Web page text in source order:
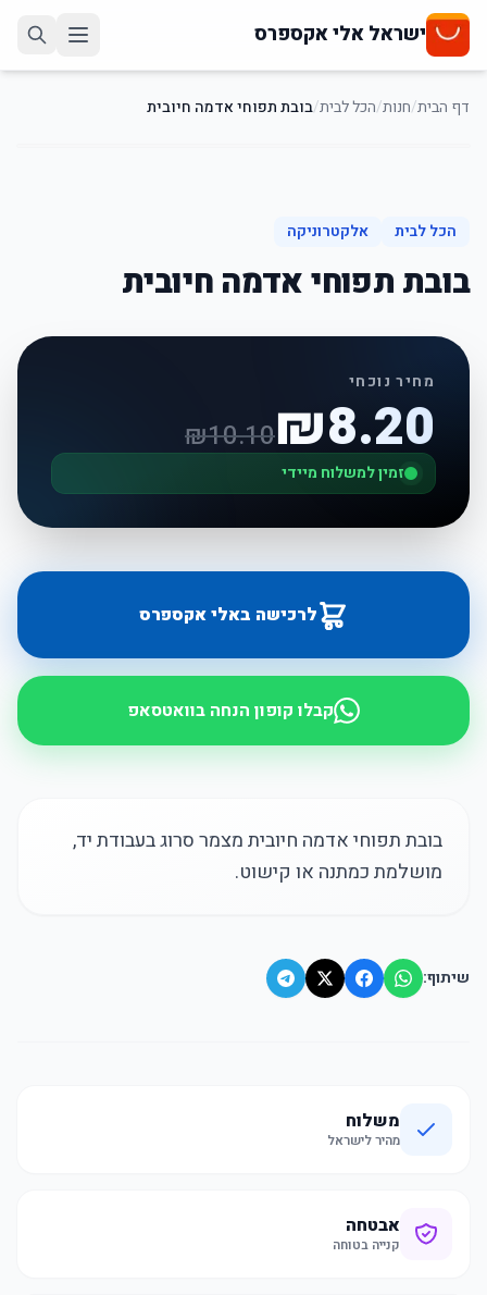
ישראל אלי אקספרס
דף הבית/חנות/הכל לבית/בובת תפוחי אדמה חיובית
הכל לבית
אלקטרוניקה
בובת תפוחי אדמה חיובית
מחיר נוכחי
₪8.20
₪10.10
זמין למשלוח מיידי
לרכישה באלי אקספרס
קבלו קופון הנחה בוואטסאפ
בובת תפוחי אדמה חיובית מצמר סרוג בעבודת יד,
מושלמת כמתנה או קישוט.
שיתוף:
משלוח
מהיר לישראל
אבטחה
קנייה בטוחה